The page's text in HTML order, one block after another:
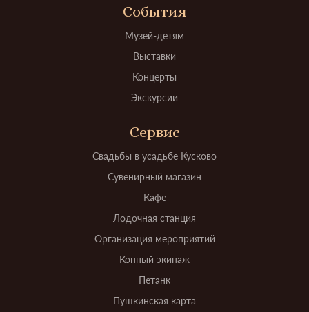
События
Музей-детям
Выставки
Концерты
Экскурсии
Сервис
Свадьбы в усадьбе Кусково
Сувенирный магазин
Кафе
Лодочная станция
Организация мероприятий
Конный экипаж
Петанк
Пушкинская карта